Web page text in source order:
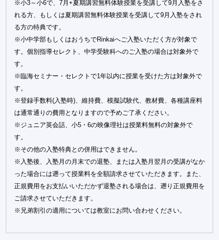
※小3～小6で、7月+夏期講習無料体験授業を受講して9月入塾をさ
れる方、もしくは夏期講習無料体験授業を受講して9月入塾をされ
る方の特典です。
※小中学部もしくはおうちでRinkaiへご入塾いただく方が対象で
す。個別指導セレクト、中学受験科へのご入塾の場合は対象外で
す。
※臨海セミナー・セレクトで1年以内に授業を受けた方は対象外で
す。
※登録手数料(入塾時)、維持費、模擬試験代、教材費、各種講座料
は通常通りの費用となりますので予めご了承ください。
※ジュニア英会話、小5・6の映像理社は授業料無料の対象外で
す。
※その他の入塾特典との併用はできません。
※入塾後、入塾月の月末での退塾、または入塾月翌月の受講がなか
った場合には遡って授業料を全額請求させていただきます。また、
正規費用をお支払いいただかず退塾される場合は、遡り正規費用を
ご請求させていただきます。
※兄弟割引の適用については教室にお問い合わせください。